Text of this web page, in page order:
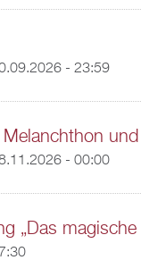
- 23:59
- 00:00
„Das